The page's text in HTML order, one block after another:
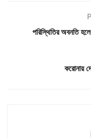
পরিস্থিতির অবনতি
করোনায়